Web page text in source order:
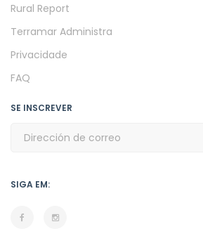
Rural Report
Terramar Administra
Privacidade
FAQ
SE INSCREVER
SIGA EM: